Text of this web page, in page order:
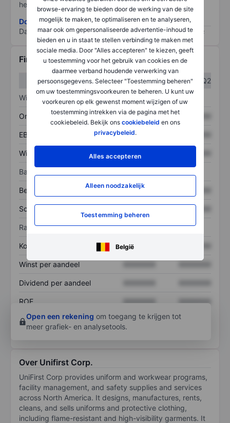
browse-ervaring te bieden door de werking van de site
mogelijk te maken, te optimaliseren en te analyseren,
maar ook om gepersonaliseerde advertentie-inhoud te
bieden en u in staat te stellen verbinding te maken met
sociale media. Door "Alles accepteren" te kiezen, geeft
u toestemming voor het gebruik van cookies en de
daarmee verband houdende verwerking van
persoonsgegevens. Selecteer "Toestemming beheren"
om uw toestemmingsvoorkeuren te beheren. U kunt uw
voorkeuren op elk gewenst moment wijzigen of uw
toestemming intrekken via de pagina met het
cookiebeleid. Bekijk ons cookiebeleid en ons
privacybeleid.
Alles accepteren
Alleen noodzakelijk
Toestemming beheren
België
het grootste risico).
Download de ESG-risicomethodologie
Data provided by
/
Financiële gegevens
Q1
Q2
Winst/verlies
Omzet XXXXXXX XXXXXXX
EBITDA XXXXXXX
Winst XXXXXXX
Balans
Bezittingen XXXXXXX
Schulden XXXXXXX
Ratio's
Koers/omzetratio XXXXXXX
Winst per aandeel
Dividend per aandeel
ROE XXXXXXX
XXXXXXX
Open een rekening om toegang te krijgen tot
meer grafiek- en analysetools.
Over Unifirst Corp.
UniFirst Corp provides uniform and workwear programs,
facility management, and safety supplies and services
across North America. It designs, manufactures, rents,
cleans, and sells uniforms and protective clothing,
including flame-resistant and high-visibility garments. It